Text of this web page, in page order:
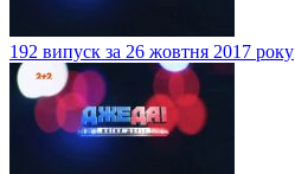
192 випуск за 26 жовтня 2017 року